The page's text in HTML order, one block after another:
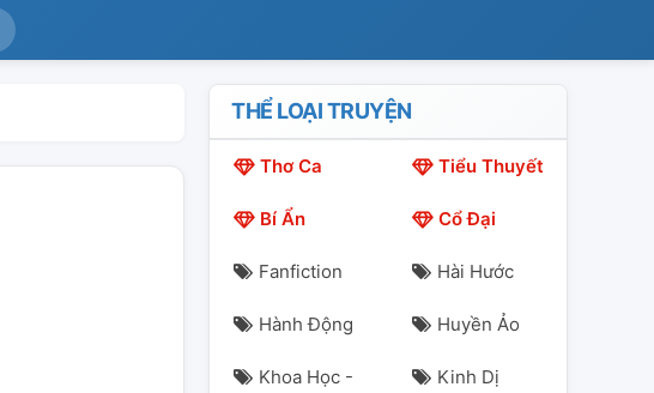
THỂ LOẠI TRUYỆN
Thơ Ca Tiểu Thuyết
Bí Ẩn Cổ Đại
Fanfiction Hài Hước
Hành Động Huyền Ảo
Khoa Học -
Kinh Dị